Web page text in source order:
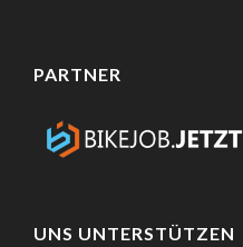
PARTNER
UNS UNTERSTÜTZEN